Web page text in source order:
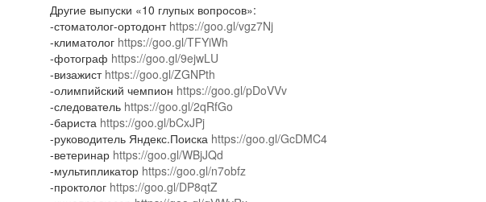
Другие выпуски «10 глупых вопросов»:
-стоматолог-ортодонт https://goo.gl/vgz7Nj
-климатолог https://goo.gl/TFYiWh
-фотограф https://goo.gl/9ejwLU
-визажист https://goo.gl/ZGNPth
-олимпийский чемпион https://goo.gl/pDoVVv
-следователь https://goo.gl/2qRfGo
-бариста https://goo.gl/bCxJPj
-руководитель Яндекс.Поиска https://goo.gl/GcDMC4
-ветеринар https://goo.gl/WBjJQd
-мультипликатор https://goo.gl/n7obfz
-проктолог https://goo.gl/DP8qtZ